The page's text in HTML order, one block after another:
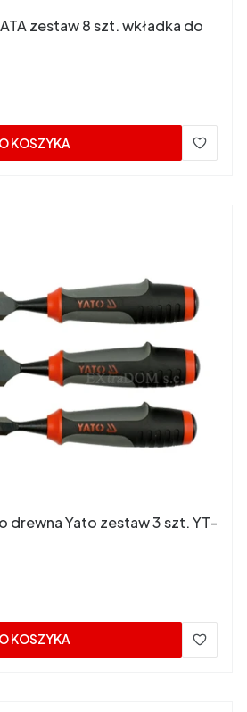
zestaw 8 szt. wkładka do
KOSZYKA
drewna Yato zestaw 3 szt. YT-
KOSZYKA